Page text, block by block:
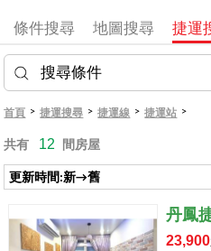
條件搜尋 地圖搜尋 捷運
搜尋條件
首頁 > 捷運搜尋 > 捷運線 > 捷運站 >
共有 12 間房屋
更新時間:新→舊
丹鳳
23,900